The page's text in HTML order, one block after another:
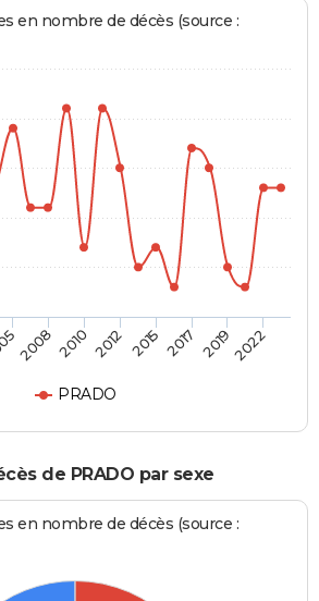
en nombre de décès (source :
PRADO
2008 2010 2012 2015 2017 20192022
de PRADO par sexe
en nombre de décès (source :